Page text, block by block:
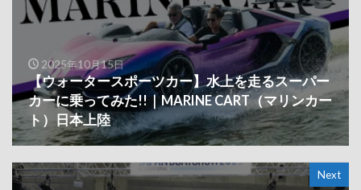
2025年10月15日
【ウォータースポーツカー】水上を走るスーパー
カーに乗ってみた!!｜MARINE CART（マリンカー
ト）日本上陸
Next